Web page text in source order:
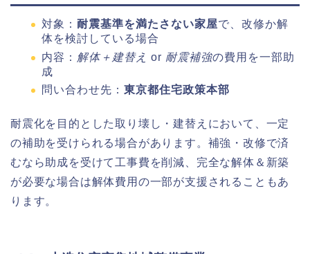
対象： 耐震基準を満たさない家屋で、改修か解
体を検討している場合
内容： 解体＋建替え or 耐震補強の費用を一部助
成
問い合わせ先： 東京都住宅政策本部
耐震化を目的とした取り壊し・建替えにおいて、一定
の補助を受けられる場合があります。補強・改修で済
むなら助成を受けて工事費を削減、完全な解体＆新築
が必要な場合は解体費用の一部が支援されることもあ
ります。